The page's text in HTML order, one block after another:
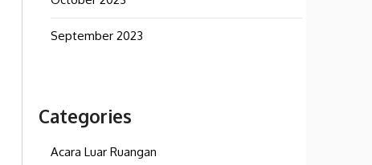
September 2023
Categories
Acara Luar Ruangan